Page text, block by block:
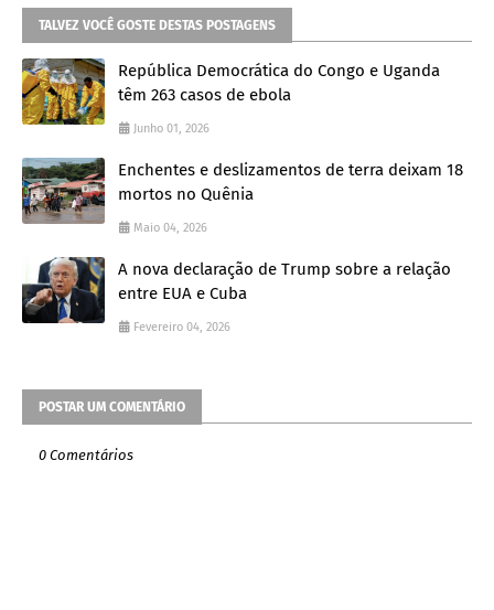
TALVEZ VOCÊ GOSTE DESTAS POSTAGENS
República Democrática do Congo e Uganda
têm 263 casos de ebola
Junho 01, 2026
Enchentes e deslizamentos de terra deixam 18
mortos no Quênia
Maio 04, 2026
A nova declaração de Trump sobre a relação
entre EUA e Cuba
Fevereiro 04, 2026
POSTAR UM COMENTÁRIO
0 Comentários